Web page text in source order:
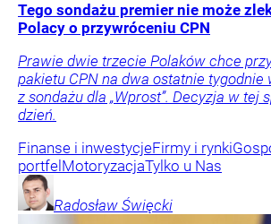
Tego sondażu premier nie może
Polacy o przywróceniu CPN
Prawie dwie trzecie Polaków chce
pakietu CPN na dwa ostatnie
z sondażu dla „Wprost”. Decyzja w tej
dzień.
Finanse i inwestycjeFirmy i rynki
portfel MotoryzacjaTylko u Nas
Radosław Święcki